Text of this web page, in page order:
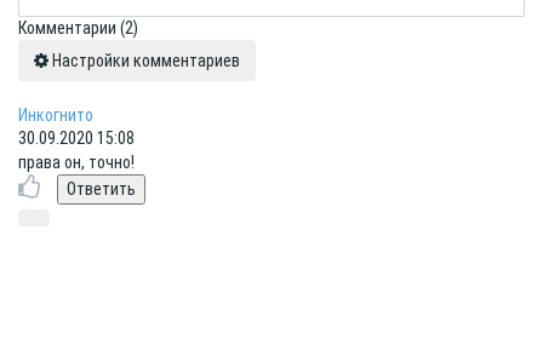
Комментарии (2)
Настройки комментариев
Инкогнито
30.09.2020 15:08
права он, точно!